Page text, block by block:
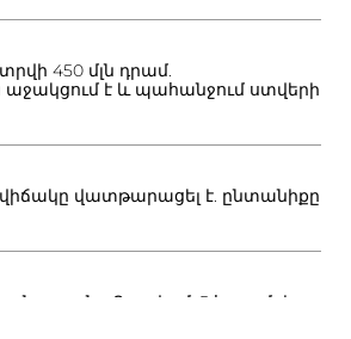
450 մլն դրամ.
աջակցում է և պահանջում ստվերի
վիճակը վատթարացել է. ընտանիքը
Բաքվում. 5 հայ ըմբիշ